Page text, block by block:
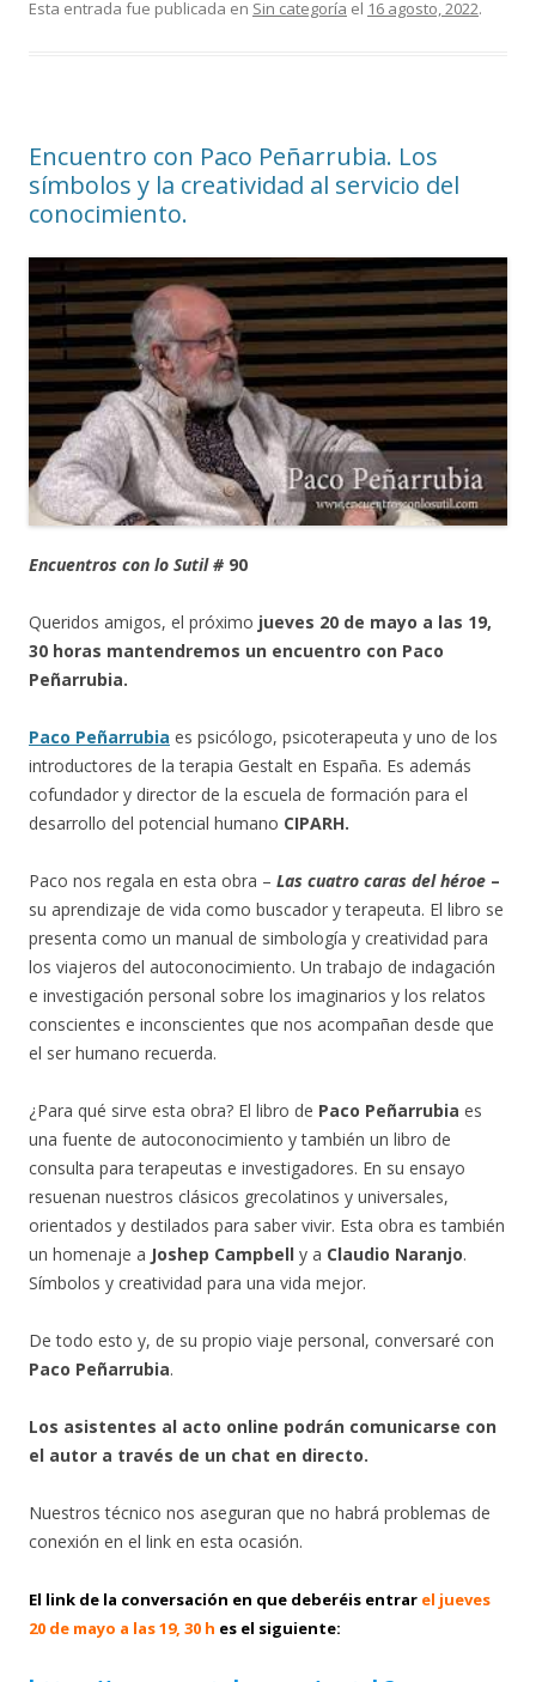
Esta entrada fue publicada en Sin categoría el 16 agosto, 2022.
Encuentro con Paco Peñarrubia. Los
símbolos y la creatividad al servicio del
conocimiento.
Encuentros con lo Sutil # 90
Queridos amigos, el próximo jueves 20 de mayo a las 19,
30 horas mantendremos un encuentro con Paco
Peñarrubia.
Paco Peñarrubia es psicólogo, psicoterapeuta y uno de los
introductores de la terapia Gestalt en España. Es además
cofundador y director de la escuela de formación para el
desarrollo del potencial humano CIPARH.
Paco nos regala en esta obra – Las cuatro caras del héroe –
su aprendizaje de vida como buscador y terapeuta. El libro se
presenta como un manual de simbología y creatividad para
los viajeros del autoconocimiento. Un trabajo de indagación
e investigación personal sobre los imaginarios y los relatos
conscientes e inconscientes que nos acompañan desde que
el ser humano recuerda.
¿Para qué sirve esta obra? El libro de Paco Peñarrubia es
una fuente de autoconocimiento y también un libro de
consulta para terapeutas e investigadores. En su ensayo
resuenan nuestros clásicos grecolatinos y universales,
orientados y destilados para saber vivir. Esta obra es también
un homenaje a Joshep Campbell y a Claudio Naranjo.
Símbolos y creatividad para una vida mejor.
De todo esto y, de su propio viaje personal, conversaré con
Paco Peñarrubia.
Los asistentes al acto online podrán comunicarse con
el autor a través de un chat en directo.
Nuestros técnico nos aseguran que no habrá problemas de
conexión en el link en esta ocasión.
El link de la conversación en que deberéis entrar el jueves
20 de mayo a las 19, 30 h es el siguiente: